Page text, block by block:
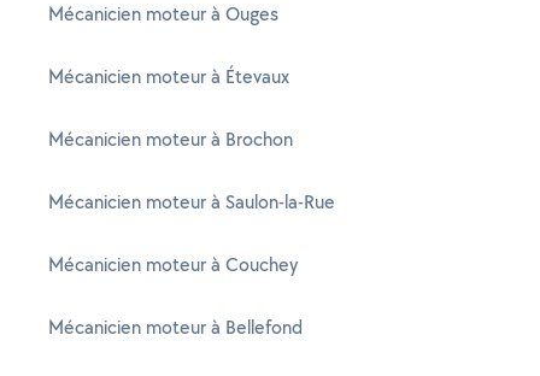
Mécanicien moteur à Ouges
Mécanicien moteur à Étevaux
Mécanicien moteur à Brochon
Mécanicien moteur à Saulon-la-Rue
Mécanicien moteur à Couchey
Mécanicien moteur à Bellefond